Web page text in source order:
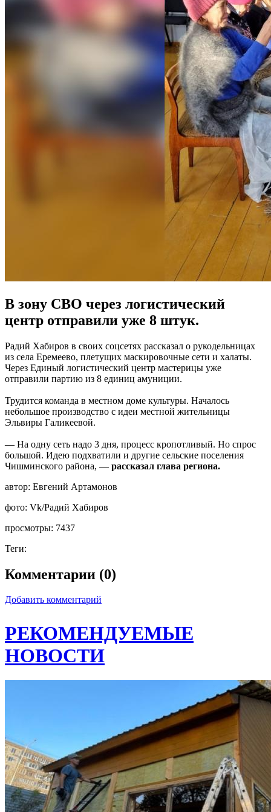
В зону СВО через логистический
центр отправили уже 8 штук.
Радий Хабиров в своих соцсетях рассказал о рукодельницах
из села Еремеево, плетущих маскировочные сети и халаты.
Через Единый логистический центр мастерицы уже
отправили партию из 8 единиц амуниции.
Трудится команда в местном доме культуры. Началось
небольшое производство с идеи местной жительницы
Эльвиры Галикеевой.
— На одну сеть надо 3 дня, процесс кропотливый. Но спрос
большой. Идею подхватили и другие сельские поселения
Чишминского района, — рассказал глава региона.
автор: Евгений Артамонов
фото: Vk/Радий Хабиров
просмотры: 7437
Теги:
Комментарии (0)
Добавить комментарий
РЕКОМЕНДУЕМЫЕ
НОВОСТИ